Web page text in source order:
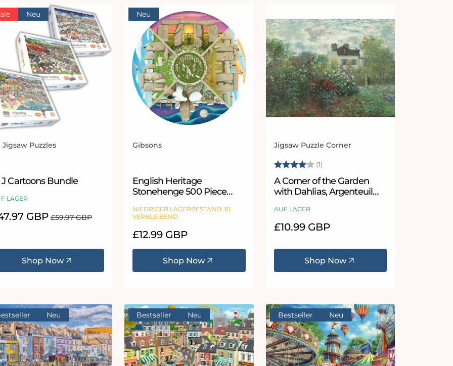
Neu
Jigsaw Puzzles
J Cartoons Bundle
LAGER
GBP Normaler
£59.97 GBP
Shop Now
Neu
Anbieter:
Gibsons
English Heritage
Stonehenge 500 Piece
NIEDRIGER LAGERBESTAND: 10
VERBLEIBEND
Normaler
£12.99 GBP
Shop Now
Anbieter:
Jigsaw Puzzle Corner
Bewertung:
(1)
A Corner of the Garden
with Dahlias, Argenteuil
Claude Monet
AUF LAGER
Normaler
£10.99 GBP
Shop Now
Neu Bestseller Neu Bestseller Neu